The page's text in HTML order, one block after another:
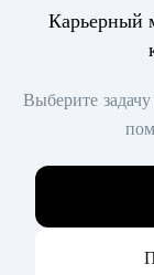
Карьерный
Выберите